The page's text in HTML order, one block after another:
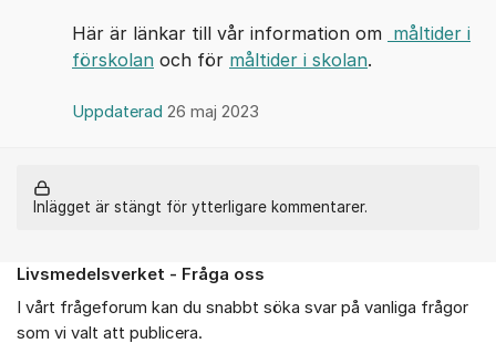
Här är länkar till vår information om måltider i
förskolan och för måltider i skolan.
Uppdaterad 26 maj 2023
Inlägget är stängt för ytterligare kommentarer.
Om forumet
Livsmedelsverket - Fråga oss
I vårt frågeforum kan du snabbt söka svar på vanliga frågor
som vi valt att publicera.